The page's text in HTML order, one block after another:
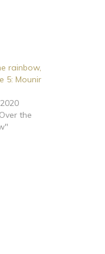
rainbow,
5: Mounir
the